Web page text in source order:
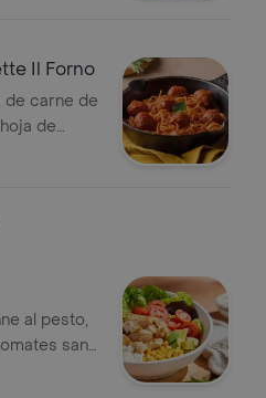
Il Forno
de carne de
de
al pesto,
san
lechuga